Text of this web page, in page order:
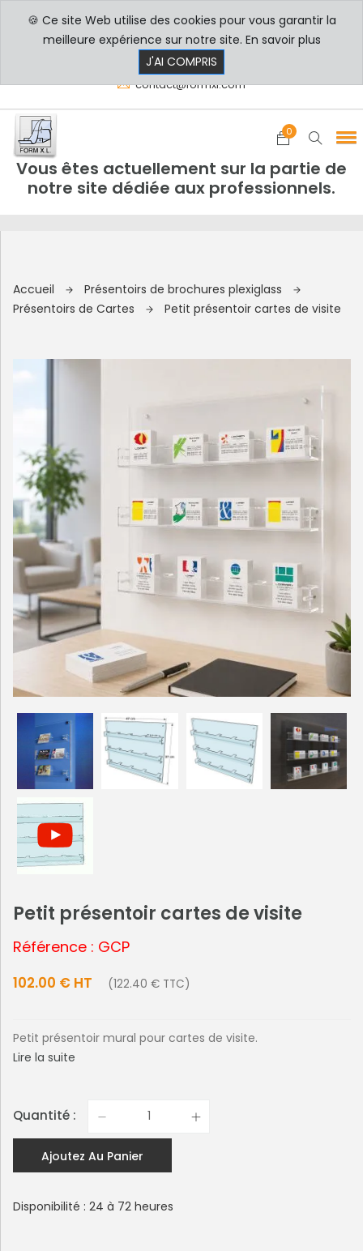
PROFESSIONNELS PARTICULIERS
contact@formxl.com
0
Vous êtes actuellement sur la partie de
notre site dédiée aux professionnels.
Accueil
Présentoirs de brochures plexiglass
Présentoirs de Cartes
Petit présentoir cartes de visite
Petit présentoir cartes de visite
Référence : GCP
102.00 € HT (122.40 € TTC)
Petit présentoir mural pour cartes de visite.
Lire la suite
Quantité :
Ajoutez Au Panier
Disponibilité : 24 à 72 heures
🍪 Ce site Web utilise des cookies pour vous garantir la
meilleure expérience sur notre site. En savoir plus
J'AI COMPRIS